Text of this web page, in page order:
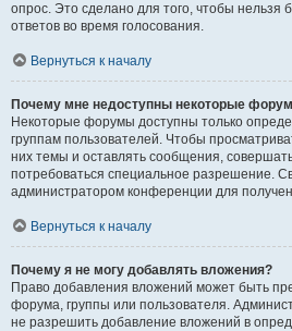
опрос. Это сделано для того, чтобы нельзя
ответов во время голосования.
Вернуться к началу
Почему мне недоступны некоторые
Некоторые форумы доступны только
группам пользователей. Чтобы
них темы и оставлять сообщения,
потребоваться специальное разрешение.
администратором конференции для
Вернуться к началу
Почему я не могу добавлять вложения?
Право добавления вложений может быть
форума, группы или пользователя.
не разрешить добавление вложений в